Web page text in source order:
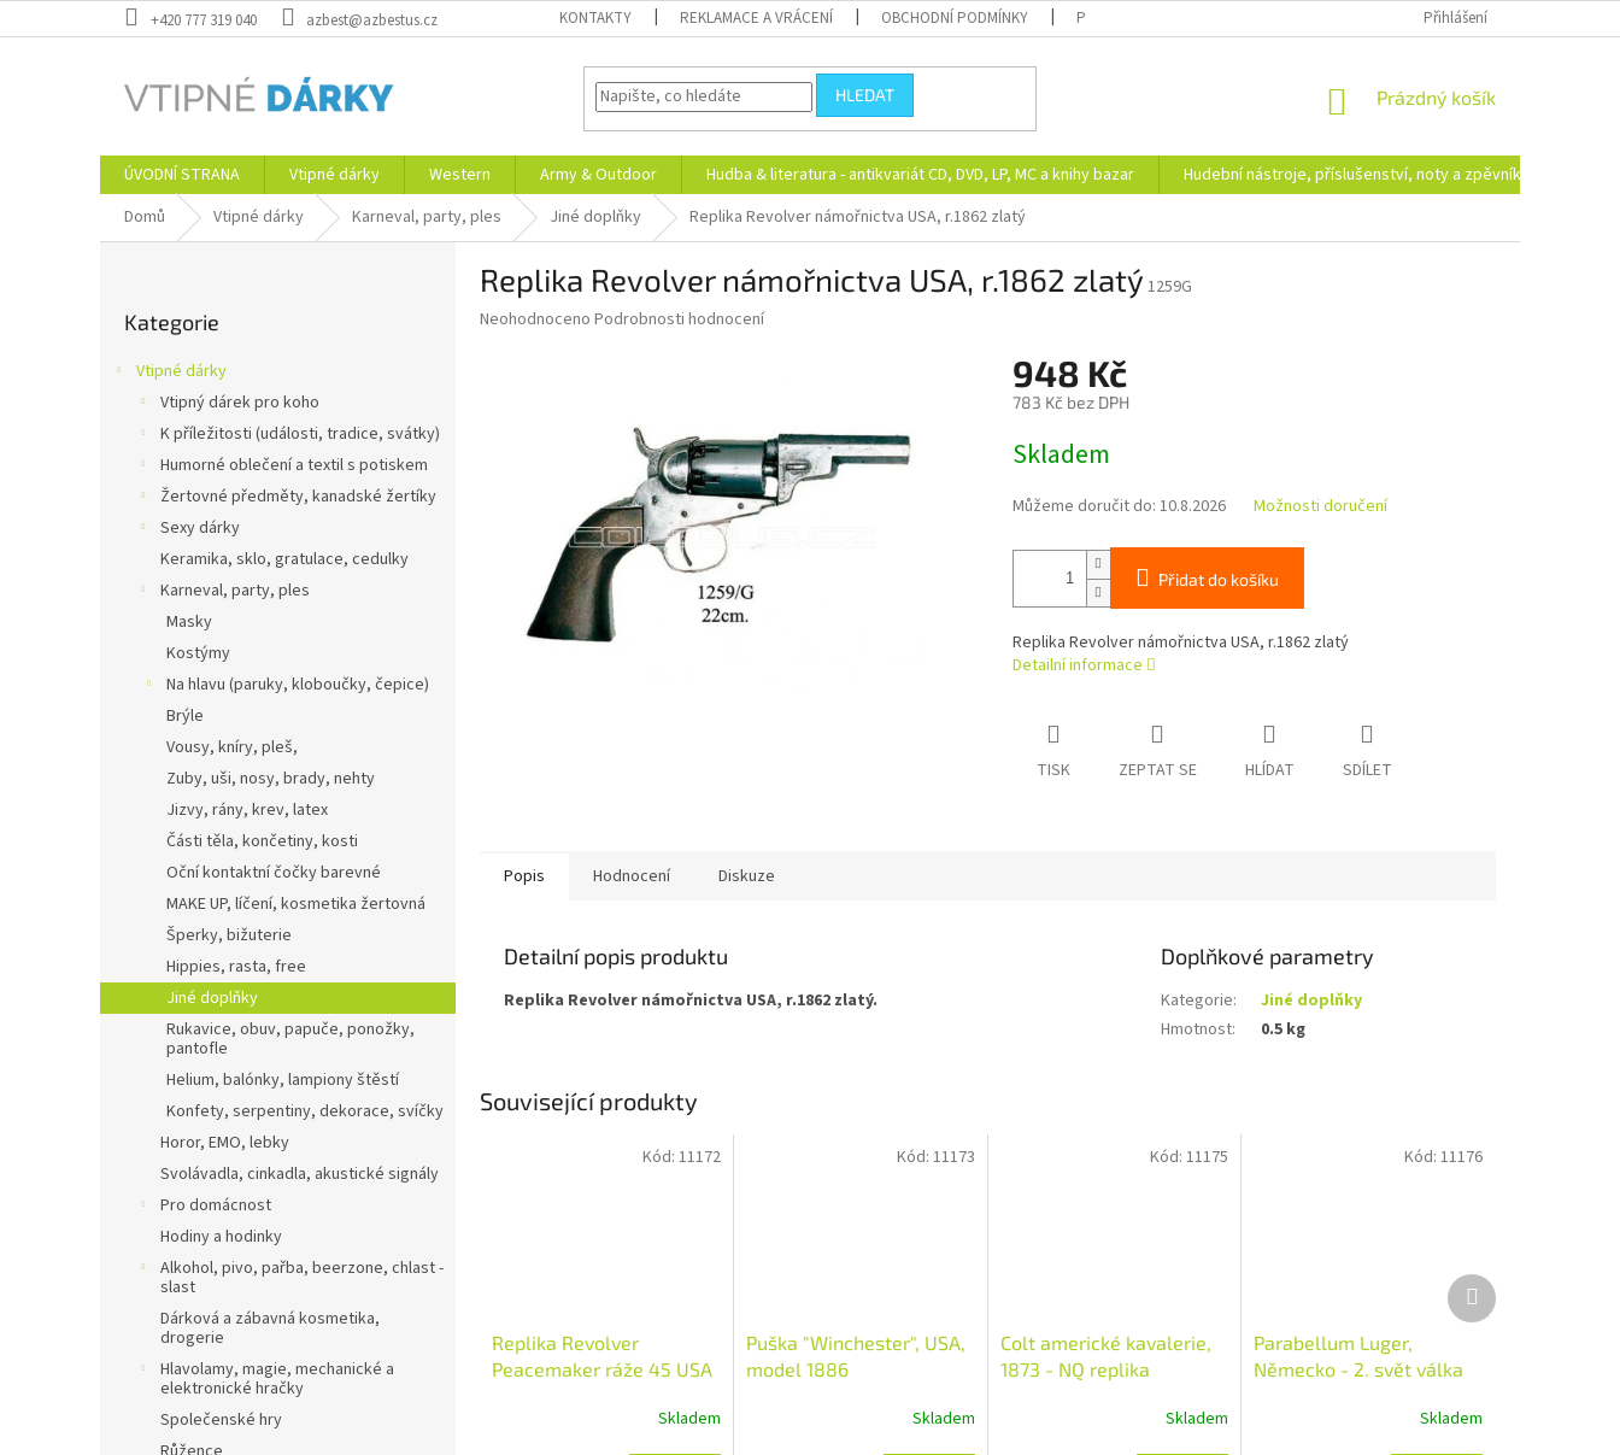
na
+420 777 319 040 azbest@azbestus.cz KONTAKTY REKLAMACE A VRÁCENÍ OBCHODNÍ PODMÍNKY PODMÍNKY OCHRANY OSOBNÍCH ÚDAJŮ DOPRAVA A PLATBA
Přihlášení
HLEDAT
NÁKUPNÍ
Prázdný košík
ÚVODNÍ STRANA Vtipné dárky Western Army & Outdoor Hudba & literatura - antikvariát CD, DVD, LP, MC a knihy bazar Hudební nástroje, příslušenství, noty a zpěvníky
Domů
Vtipné dárky Karneval, party, ples Jiné doplňky Replika Revolver námořnictva USA, r.1862 zlatý
kategorie
Kategorie
Vtipné dárky
Vtipný dárek pro koho
K příležitosti (události, tradice, svátky)
Humorné oblečení a textil s potiskem
Žertovné předměty, kanadské žertíky
Sexy dárky
Keramika, sklo, gratulace, cedulky
Karneval, party, ples
Masky
Kostýmy
Na hlavu (paruky, kloboučky, čepice)
Brýle
Vousy, kníry, pleš,
Zuby, uši, nosy, brady, nehty
Jizvy, rány, krev, latex
Části těla, končetiny, kosti
Oční kontaktní čočky barevné
MAKE UP, líčení, kosmetika žertovná
Šperky, bižuterie
Hippies, rasta, free
Jiné doplňky
Rukavice, obuv, papuče, ponožky,
pantofle
Helium, balónky, lampiony štěstí
Konfety, serpentiny, dekorace, svíčky
Horor, EMO, lebky
Svolávadla, cinkadla, akustické signály
Pro domácnost
Hodiny a hodinky
Alkohol, pivo, pařba, beerzone, chlast -
slast
Dárková a zábavná kosmetika,
drogerie
Hlavolamy, magie, mechanické a
elektronické hračky
Společenské hry
Replika Revolver námořnictva USA, r.1862 zlatý 1259G
Průměrné
Neohodnoceno Podrobnosti hodnocení
948 Kč
783 Kč bez DPH
cena:
Skladem
Můžeme doručit do: 10.8.2026 Možnosti doručení
Přidat do košíku
Replika Revolver námořnictva USA, r.1862 zlatý
Detailní informace
TISK ZEPTAT SE HLÍDAT SDÍLET
Popis Hodnocení Diskuze
Detailní popis produktu
Replika Revolver námořnictva USA, r.1862 zlatý.
Doplňkové parametry
Kategorie:
Jiné doplňky
Hmotnost: 0.5 kg
Související produkty
Replika Revolver
Peacemaker ráže 45 USA
Skladem
Kód: 11172
Puška "Winchester", USA,
model 1886
Skladem
Kód: 11173
Colt americké kavalerie,
1873 - NQ replika
Skladem
Kód:11175
Parabellum Luger,
Německo - 2. svět válka
Skladem
Kód: 11176
Další
produkt